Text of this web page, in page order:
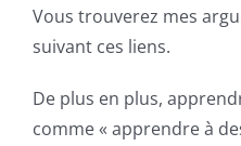
Vous trouverez mes
suivant ces liens.
De plus en plus,
comme « apprendre à